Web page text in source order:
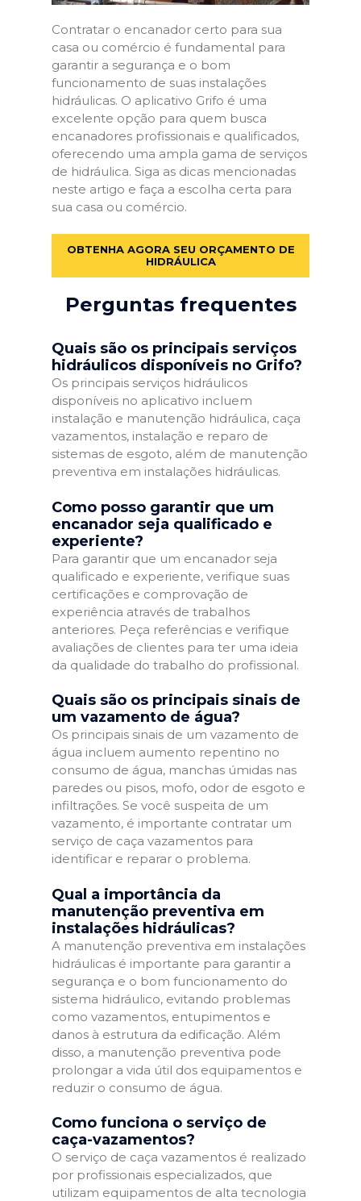
Contratar o encanador certo para sua
casa ou comércio é fundamental para
garantir a segurança e o bom
funcionamento de suas instalações
hidráulicas. O aplicativo Grifo é uma
excelente opção para quem busca
encanadores profissionais e qualificados,
oferecendo uma ampla gama de serviços
de hidráulica. Siga as dicas mencionadas
neste artigo e faça a escolha certa para
sua casa ou comércio.
OBTENHA AGORA SEU ORÇAMENTO DE
HIDRÁULICA
Perguntas frequentes
Quais são os principais serviços
hidráulicos disponíveis no Grifo?
Os principais serviços hidráulicos
disponíveis no aplicativo incluem
instalação e manutenção hidráulica, caça
vazamentos, instalação e reparo de
sistemas de esgoto, além de manutenção
preventiva em instalações hidráulicas.
Como posso garantir que um
encanador seja qualificado e
experiente?
Para garantir que um encanador seja
qualificado e experiente, verifique suas
certificações e comprovação de
experiência através de trabalhos
anteriores. Peça referências e verifique
avaliações de clientes para ter uma ideia
da qualidade do trabalho do profissional.
Quais são os principais sinais de
um vazamento de água?
Os principais sinais de um vazamento de
água incluem aumento repentino no
consumo de água, manchas úmidas nas
paredes ou pisos, mofo, odor de esgoto e
infiltrações. Se você suspeita de um
vazamento, é importante contratar um
serviço de caça vazamentos para
identificar e reparar o problema.
Qual a importância da
manutenção preventiva em
instalações hidráulicas?
A manutenção preventiva em instalações
hidráulicas é importante para garantir a
segurança e o bom funcionamento do
sistema hidráulico, evitando problemas
como vazamentos, entupimentos e
danos à estrutura da edificação. Além
disso, a manutenção preventiva pode
prolongar a vida útil dos equipamentos e
reduzir o consumo de água.
Como funciona o serviço de
caça-vazamentos?
O serviço de caça vazamentos é realizado
por profissionais especializados, que
utilizam equipamentos de alta tecnologia